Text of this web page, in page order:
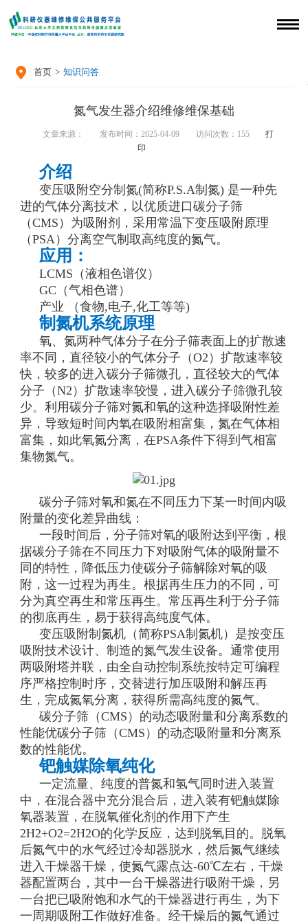
 首页 > 知识问答
氮气发生器介绍维修维保基础
文章来源： 发布时间：2025-04-09 访问次数： 155
打
印
介绍
变压吸附空分制氮(简称P.S.A制氮) 是一种先
进的气体分离技术，以优质进口碳分子筛
（CMS）为吸附剂，采用常温下变压吸附原理
（PSA）分离空气制取高纯度的氮气。
应用：
LCMS（液相色谱仪）
GC（气相色谱）
产业 （食物,电子,化工等等)
制氮机系统原理
氧、氮两种气体分子在分子筛表面上的扩散速
率不同，直径较小的气体分子（O2）扩散速率较
快，较多的进入碳分子筛微孔，直径较大的气体
分子（N2）扩散速率较慢，进入碳分子筛微孔较
少。利用碳分子筛对氮和氧的这种选择吸附性差
异，导致短时间内氧在吸附相富集，氮在气体相
富集，如此氧氮分离，在PSA条件下得到气相富
集物氮气。
碳分子筛对氧和氮在不同压力下某一时间内吸
附量的变化差异曲线：
一段时间后，分子筛对氧的吸附达到平衡，根
据碳分子筛在不同压力下对吸附气体的吸附量不
同的特性，降低压力使碳分子筛解除对氧的吸
附，这一过程为再生。根据再生压力的不同，可
分为真空再生和常压再生。常压再生利于分子筛
的彻底再生，易于获得高纯度气体。
变压吸附制氮机（简称PSA制氮机）是按变压
吸附技术设计、制造的氮气发生设备。通常使用
两吸附塔并联，由全自动控制系统按特定可编程
序严格控制时序，交替进行加压吸附和解压再
生，完成氮氧分离，获得所需高纯度的氮气。
碳分子筛（CMS）的动态吸附量和分离系数的
性能优碳分子筛（CMS）的动态吸附量和分离系
数的性能优。
钯触媒除氧纯化
一定流量、纯度的普氮和氢气同时进入装置
中，在混合器中充分混合后，进入装有钯触媒除
氧器装置，在脱氧催化剂的作用下产生
2H2+O2=2H2O的化学反应，达到脱氧目的。脱氧
后氮气中的水气经过冷却器脱水，然后氮气继续
进入干燥器干燥，使氮气露点达-60℃左右，干燥
器配置两台，其中一台干燥器进行吸附干燥，另
一台把已吸附饱和水气的干燥器进行再生，为下
一周期吸附工作做好准备。经干燥后的氮气通过